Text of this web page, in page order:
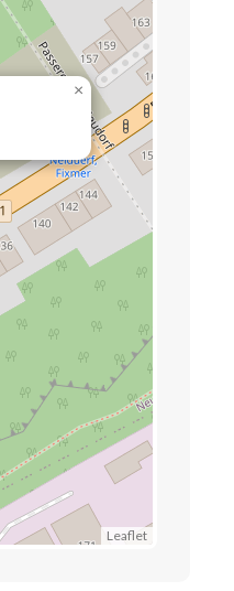
×
Leaflet